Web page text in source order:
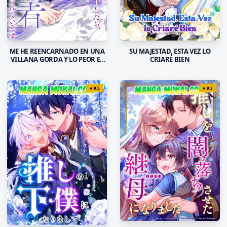
ME HE REENCARNADO EN UNA
VILLANA GORDA Y LO PEOR ES
SU MAJESTAD, ESTA VEZ LO
CRIARÉ BIEN
★9.5 ★9.5